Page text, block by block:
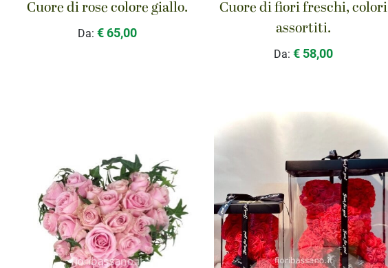
Cuore di rose colore giallo.
Da:€ 65,00
Cuore di fiori freschi, colori
assortiti.
Da:€ 58,00